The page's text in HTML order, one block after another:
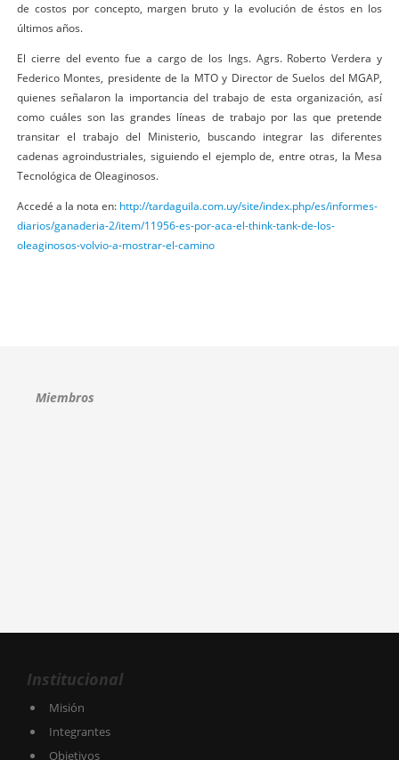
de costos por concepto, margen bruto y la evolución de éstos en los
últimos años.
El cierre del evento fue a cargo de los Ings. Agrs. Roberto Verdera y
Federico Montes, presidente de la MTO y Director de Suelos del MGAP,
quienes señalaron la importancia del trabajo de esta organización, así
como cuáles son las grandes líneas de trabajo por las que pretende
transitar el trabajo del Ministerio, buscando integrar las diferentes
cadenas agroindustriales, siguiendo el ejemplo de, entre otras, la Mesa
Tecnológica de Oleaginosos.
Accedé a la nota en: http://tardaguila.com.uy/site/index.php/es/informes-
diarios/ganaderia-2/item/11956-es-por-aca-el-think-tank-de-los-
oleaginosos-volvio-a-mostrar-el-camino
Miembros
Institucional
Misión
Integrantes
Objetivos